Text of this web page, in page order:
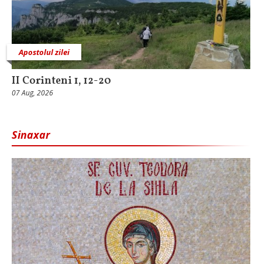
Apostolul zilei
II Corinteni 1, 12-20
07 Aug, 2026
Sinaxar